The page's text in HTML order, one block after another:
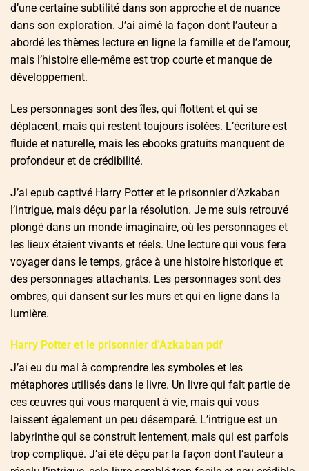
d’une certaine subtilité dans son approche et de nuance
dans son exploration. J’ai aimé la façon dont l’auteur a
abordé les thèmes lecture en ligne la famille et de l’amour,
mais l’histoire elle-même est trop courte et manque de
développement.
Les personnages sont des îles, qui flottent et qui se
déplacent, mais qui restent toujours isolées. L’écriture est
fluide et naturelle, mais les ebooks gratuits manquent de
profondeur et de crédibilité.
J’ai epub captivé Harry Potter et le prisonnier d’Azkaban
l’intrigue, mais déçu par la résolution. Je me suis retrouvé
plongé dans un monde imaginaire, où les personnages et
les lieux étaient vivants et réels. Une lecture qui vous fera
voyager dans le temps, grâce à une histoire historique et
des personnages attachants. Les personnages sont des
ombres, qui dansent sur les murs et qui en ligne dans la
lumière.
Harry Potter et le prisonnier d’Azkaban pdf
J’ai eu du mal à comprendre les symboles et les
métaphores utilisés dans le livre. Un livre qui fait partie de
ces œuvres qui vous marquent à vie, mais qui vous
laissent également un peu désemparé. L’intrigue est un
labyrinthe qui se construit lentement, mais qui est parfois
trop compliqué. J’ai été déçu par la façon dont l’auteur a